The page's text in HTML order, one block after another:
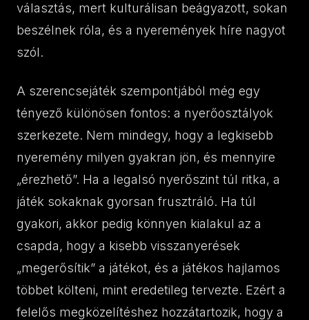
választás, mert kulturálisan beágyazott, sokan
beszélnek róla, és a nyeremények híre nagyot
szól.
A szerencsejáték szempontjából még egy
tényező különösen fontos: a nyerőosztályok
szerkezete. Nem mindegy, hogy a legkisebb
nyeremény milyen gyakran jön, és mennyire
„érezhető”. Ha a legalsó nyerőszint túl ritka, a
játék sokaknak gyorsan frusztráló. Ha túl
gyakori, akkor pedig könnyen kialakul az a
csapda, hogy a kisebb visszanyerések
„megerősítik” a játékot, és a játékos hajlamos
többet költeni, mint eredetileg tervezte. Ezért a
felelős megközelítéshez hozzátartozik, hogy a